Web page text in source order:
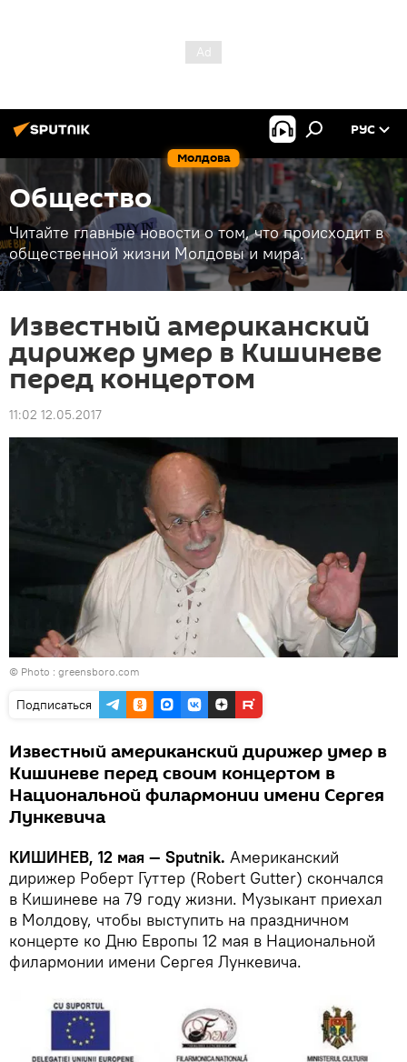
Молдова
РУС
Общество
Читайте главные новости о том, что происходит в
общественной жизни Молдовы и мира.
Известный американский
дирижер умер в Кишиневе
перед концертом
11:02 12.05.2017
© Photo : greensboro.com
Подписаться
Известный американский дирижер умер в
Кишиневе перед своим концертом в
Национальной филармонии имени Сергея
Лункевича
КИШИНЕВ, 12 мая — Sputnik. Американский
дирижер Роберт Гуттер (Robert Gutter) скончался
в Кишиневе на 79 году жизни. Музыкант приехал
в Молдову, чтобы выступить на праздничном
концерте ко Дню Европы 12 мая в Национальной
филармонии имени Сергея Лункевича.